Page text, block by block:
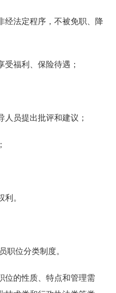
法定程序，不被免职、降
福利、保险待遇；
员提出批评和建议；
。
位分类制度。
位的性质、特点和管理需